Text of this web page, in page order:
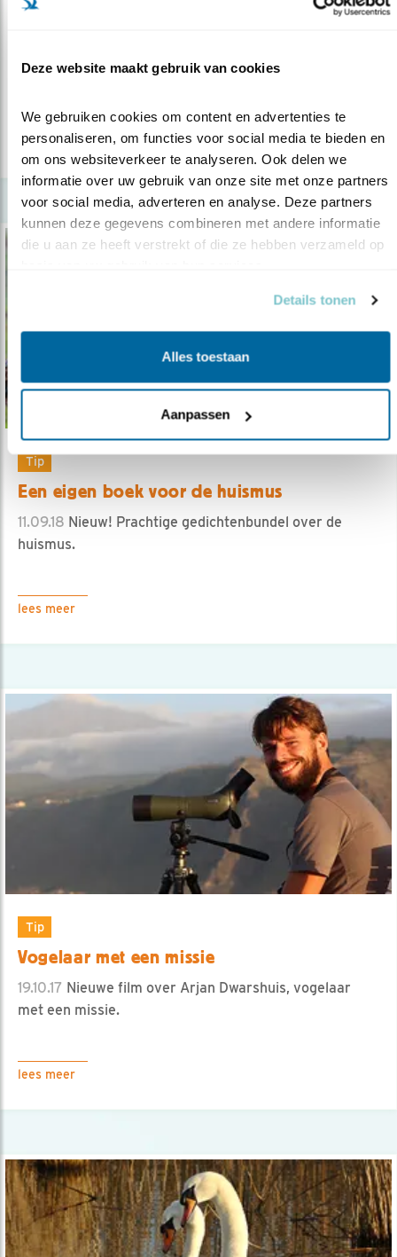
Deze website maakt gebruik van cookies
We gebruiken cookies om content en advertenties te
personaliseren, om functies voor social media te bieden en
om ons websiteverkeer te analyseren. Ook delen we
informatie over uw gebruik van onze site met onze partners
voor social media, adverteren en analyse. Deze partners
kunnen deze gegevens combineren met andere informatie
die u aan ze heeft verstrekt of die ze hebben verzameld op
Details tonen
Alles toestaan
Aanpassen
vogelaars.
lees meer
Tip
Een eigen boek voor de huismus
11.09.18 Nieuw! Prachtige gedichtenbundel over de
huismus.
lees meer
Tip
Vogelaar met een missie
19.10.17 Nieuwe film over Arjan Dwarshuis, vogelaar
met een missie.
lees meer